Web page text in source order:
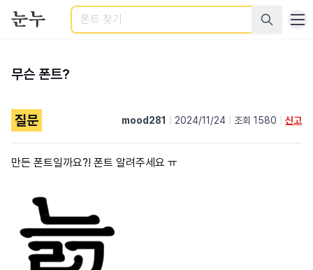
검색
무슨 폰트?
질문 mood281 2024/11/24 조회 1580 신고
만든 폰트일까요?! 폰트 알려주세요 ㅠ